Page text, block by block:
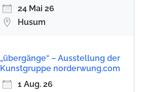
24 Mai 26
Husum
„übergänge“ – Ausstellung der
Kunstgruppe norderwung.com
1 Aug. 26